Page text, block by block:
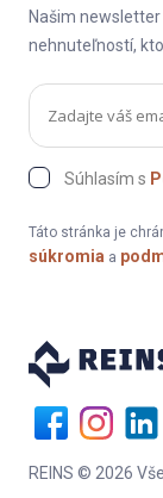
Našim
nehnuteľností,
Súhlasím s
Táto stránka je
súkromia a
REINS © 2026